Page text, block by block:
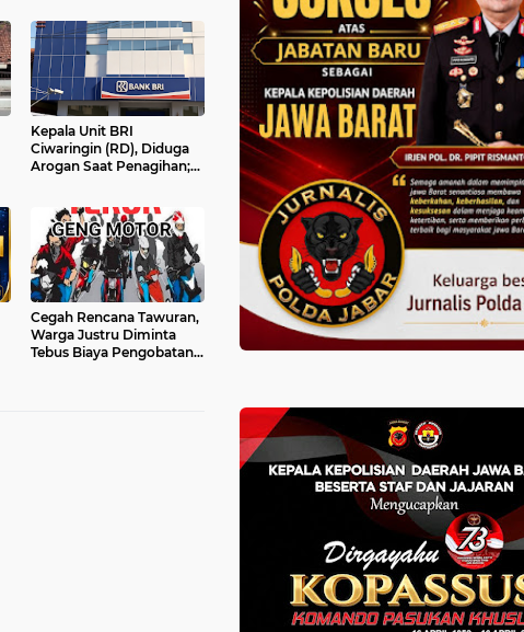
Kepala Unit BRI
Ciwaringin (RD), Diduga
Arogan Saat Penagihan;
Cegah Rencana Tawuran,
Warga Justru Diminta
Tebus Biaya Pengobatan